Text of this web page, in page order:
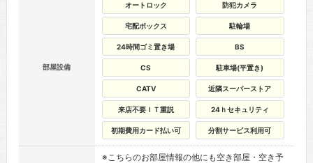
部屋設備
オートロック 防犯カメラ
宅配ボックス 駐輪場
24時間ゴミ置き場 BS
CS 駐車場(平置き)
CATV 近隣スーパーストア
来店不要ＩＴ重説 24ｈセキュリティ
初期費用カード払い可 分割サービス利用可
※こちらのお部屋情報の他にも空き部屋・空き予